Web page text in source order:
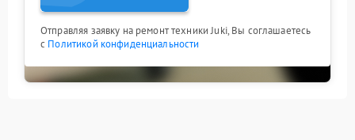
Отправляя заявку на ремонт техники Juki, Вы соглашаетесь
с Политикой конфиденциальности